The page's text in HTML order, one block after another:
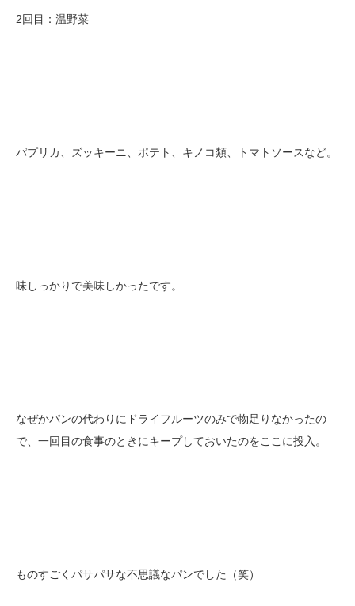
2回目：温野菜
パプリカ、ズッキーニ、ポテト、キノコ類、トマトソースなど。
味しっかりで美味しかったです。
なぜかパンの代わりにドライフルーツのみで物足りなかったの
で、一回目の食事のときにキープしておいたのをここに投入。
ものすごくパサパサな不思議なパンでした（笑）